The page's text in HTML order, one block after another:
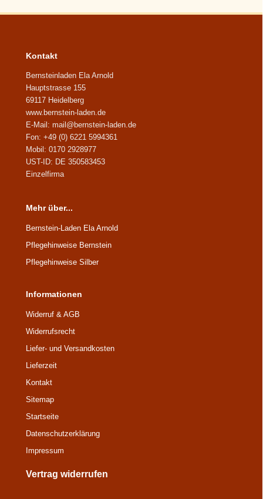
Kontakt
Bernsteinladen Ela Arnold
Hauptstrasse 155
69117 Heidelberg
www.bernstein-laden.de
E-Mail: mail@bernstein-laden.de
Fon: +49 (0) 6221 5994361
Mobil: 0170 2928977
UST-ID: DE 350583453
Einzelfirma
Mehr über...
Bernstein-Laden Ela Arnold
Pflegehinweise Bernstein
Pflegehinweise Silber
Informationen
Widerruf & AGB
Widerrufsrecht
Liefer- und Versandkosten
Lieferzeit
Kontakt
Sitemap
Startseite
Datenschutz­erklärung
Impressum
Vertrag widerrufen